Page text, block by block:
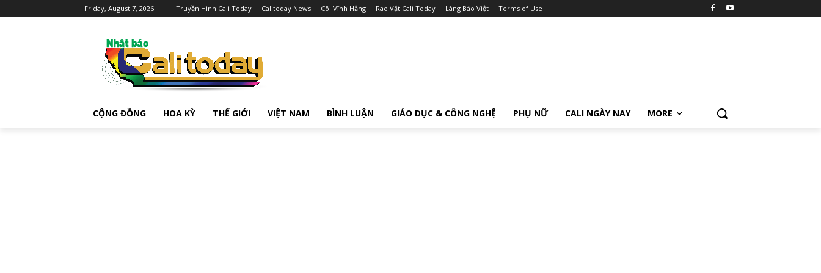
Friday, August 7, 2026 Truyền Hình Cali Today Calitoday News Cõi Vĩnh Hằng Rao Vặt Cali Today Làng Báo Việt Terms of Use
CỘNG ĐỒNG HOA KỲ THẾ GIỚI VIỆT NAM BÌNH LUẬN GIÁO DỤC & CÔNG NGHỆ PHỤ NỮ CALI NGÀY NAY MORE